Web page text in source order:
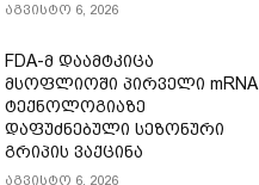
აგვისტო 6, 2026
FDA-მ დაამტკიცა
მსოფლიოში პირველი mRNA
ტექნოლოგიაზე
დაფუძნებული სეზონური
გრიპის ვაქცინა
აგვისტო 6, 2026